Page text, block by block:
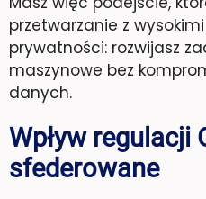
przetwarzanie z
prywatności: rozwijasz
maszynowe bez
danych.
Wpływ regulacji
sfederowane